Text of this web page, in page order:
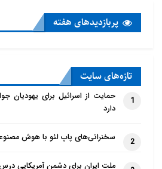
پربازدید‌های هفته
تازه‌‌های سایت
1
حمایت از اسرائیل برای یهودیان
دارد
2 سخنرانی‌های پاپ لئو با هوش
ملت ایران برای دشمن آمریکایی